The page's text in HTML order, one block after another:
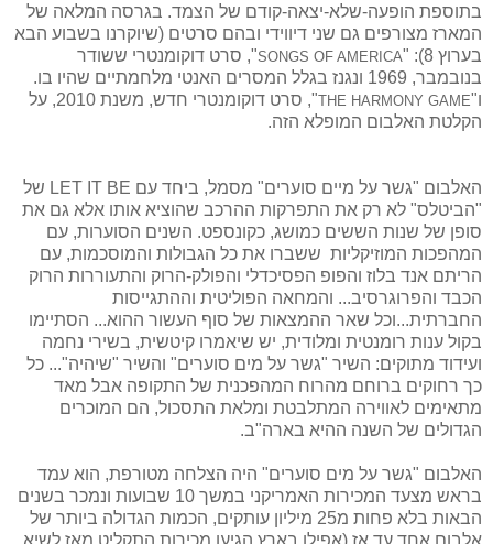
בתוספת הופעה-שלא-יצאה-קודם של הצמד. בגרסה המלאה של
המארז מצורפים גם שני דיווידי ובהם סרטים (שיוקרנו בשבוע הבא
בערוץ 8): "
SONGS OF AMERICA", סרט דוקומנטרי ששודר
בנובמבר, 1969 ונגנז בגלל המסרים האנטי מלחמתיים שהיו בו.
ו"THE HARMONY GAME
", סרט דוקומנטרי חדש, משנת 2010, על
הקלטת האלבום המופלא הזה.
האלבום "גשר על מיים סוערים" מסמל, ביחד עם LET IT BE של
"הביטלס" לא רק את התפרקות ההרכב שהוציא אותו אלא גם את
סופן של שנות הששים כמושג, כקונספט. השנים הסוערות, עם
המהפכות המוזיקליות ששברו את כל הגבולות והמוסכמות, עם
הריתם אנד בלוז והפופ הפסיכדלי והפולק-הרוק והתעוררות הרוק
הכבד והפרוגרסיב... והמחאה הפוליטית וההתגייסות
החברתית...וכל שאר ההמצאות של סוף העשור ההוא... הסתיימו
בקול ענות רומנטית ומלודית, יש שיאמרו קיטשית, בשירי נחמה
ועידוד מתוקים: השיר "גשר על מים סוערים" והשיר "שיהיה"... כל
כך רחוקים ברוחם מהרוח המהפכנית של התקופה אבל מאד
מתאימים לאווירה המתלבטת ומלאת התסכול, הם המוכרים
הגדולים של השנה ההיא בארה"ב.
האלבום "גשר על מים סוערים" היה הצלחה מטורפת, הוא עמד
בראש מצעד המכירות האמריקני במשך 10 שבועות ונמכר בשנים
הבאות בלא פחות מ25 מיליון עותקים, הכמות הגדולה ביותר של
אלבום אחד עד אז (אפילו בארץ הגיעו מכירות התקליט מאז לשיא